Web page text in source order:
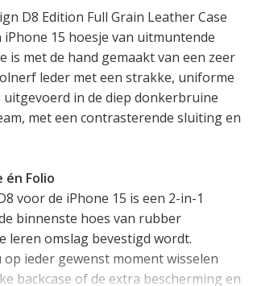
D8 Edition Full Grain Leather Case
15 hoesje van uitmuntende
is met de hand gemaakt van een zeer
leder met een strakke, uniforme
uitgevoerd in de diep donkerbruine
met een contrasterende sluiting en
én Folio
voor de iPhone 15 is een 2-in-1
binnenste hoes van rubber
leren omslag bevestigd wordt.
ieder gewenst moment wisselen
backcase of de extra bescherming en